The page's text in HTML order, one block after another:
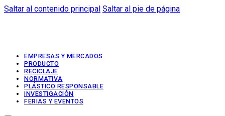
Saltar al contenido principal Saltar al pie de página
EMPRESAS Y MERCADOS
PRODUCTO
RECICLAJE
NORMATIVA
PLÁSTICO RESPONSABLE
INVESTIGACIÓN
FERIAS Y EVENTOS